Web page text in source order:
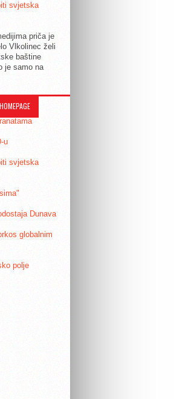
svjetska
priča je
Vlkolinec želi
baštine
je samo na
u
svjetska
Dunava
globalnim
polje